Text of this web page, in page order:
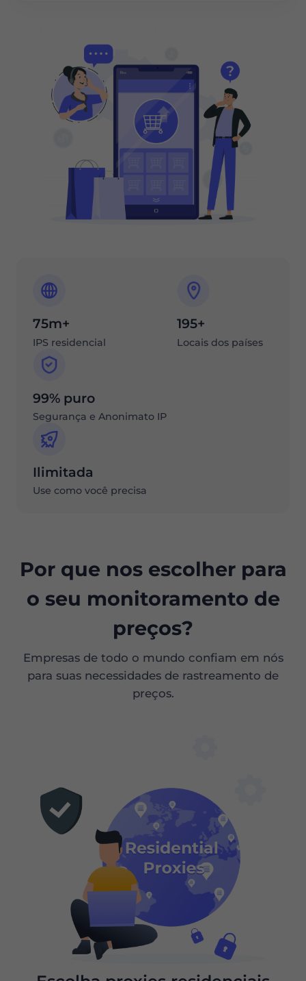
75m+
IPS residencial
195+
Locais dos países
99% puro
Segurança e Anonimato IP
Ilimitada
Use como você precisa
Por que nos escolher para
o seu monitoramento de
preços?
Empresas de todo o mundo confiam em nós
para suas necessidades de rastreamento de
preços.